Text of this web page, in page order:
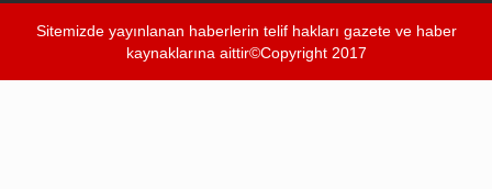
Sitemizde yayınlanan haberlerin telif hakları gazete ve haber
kaynaklarına aittir©Copyright 2017